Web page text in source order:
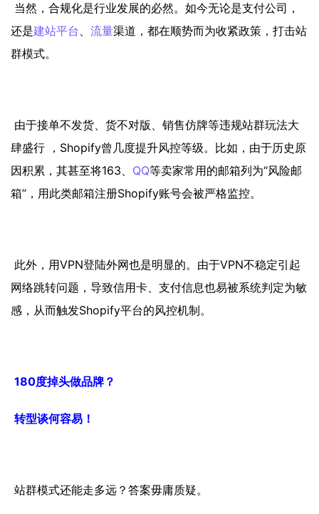
当然，合规化是行业发展的必然。如今无论是支付公司，
还是建站平台 、 流量渠道，都在顺势而为收紧政策，打击站
群模式。
由于接单不发货、货不对版、销售仿牌等违规站群玩法大
肆盛行 ，Shopify曾几度提升风控等级。比如，由于历史原
因积累，其甚至将163、 QQ等卖家常用的邮箱列为“风险邮
箱”，用此类邮箱注册Shopify账号会被严格监控。
此外，用VPN登陆外网也是明显的。由于VPN不稳定引起
网络跳转问题，导致信用卡、支付信息也易被系统判定为敏
感，从而触发Shopify平台的风控机制。
180度掉头做品牌？
转型谈何容易！
站群模式还能走多远？答案毋庸质疑。